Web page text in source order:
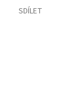
SDÍLET